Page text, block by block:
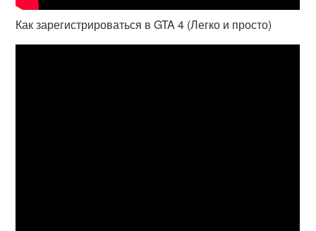
Как зарегистрироваться в GTA 4 (Легко и просто)